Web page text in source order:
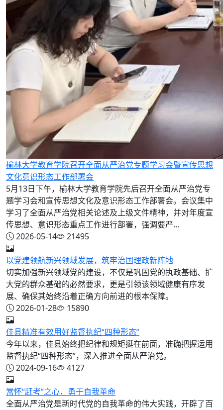
榆林大学教育学院召开全面从严治党专题学习会暨宣传思想
文化意识形态工作部署会
5月13日下午，榆林大学教育学院先后召开全面从严治党专
题学习会和宣传思想文化及意识形态工作部署会。会议集中
学习了全面从严治党相关论述及上级文件精神，并对年度宣
传思想、意识形态重点工作进行部署，强调要严...
2026-05-14
21495
以党建领航新兴领域发展，筑牢治国理政新阵地
切实加强新兴领域党的建设，不仅是巩固党的执政基础、扩
大党的群众基础的必然要求，更是引领该领域健康有序发
展、确保其始终沿着正确方向前进的根本保障。
2026-01-28
15890
佳县精准有效用好监督执纪“四种形态”
今年以来，佳县始终把纪律和规矩挺在前面，准确把握运用
监督执纪“四种形态”，深入推进全面从严治党。
2024-09-16
4127
常怀“赶考”之心，勇于自我革命
全面从严治党是新时代党的自我革命的伟大实践，开辟了百